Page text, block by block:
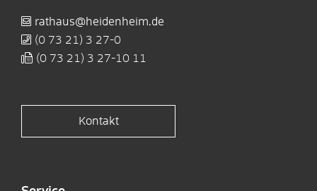
rathaus@heidenheim.de
(0 73 21) 3 27-0
(0 73 21) 3 27-10 11
Kontakt